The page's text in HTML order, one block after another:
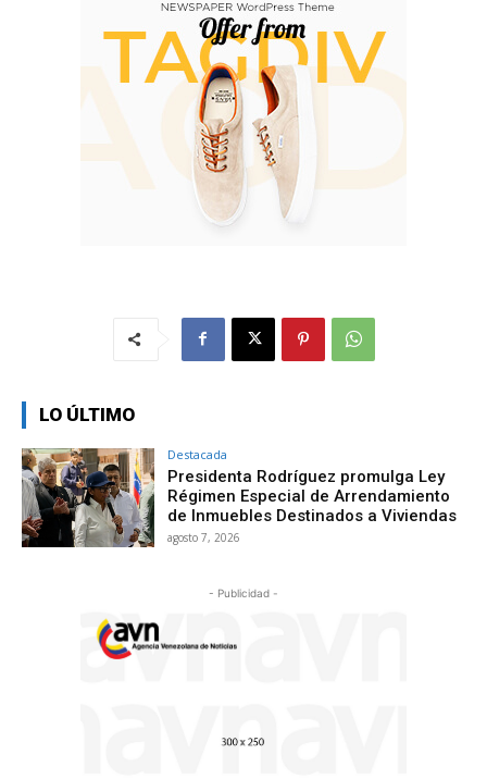
LO ÚLTIMO
Destacada
Presidenta Rodríguez promulga Ley
Régimen Especial de Arrendamiento
de Inmuebles Destinados a Viviendas
agosto 7, 2026
- Publicidad -